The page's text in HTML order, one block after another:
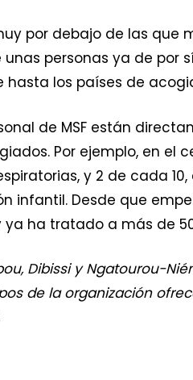
por debajo de las que
personas ya de por
hasta los países de
de MSF están
Por ejemplo, en el
y 2 de cada
Desde que
ya ha tratado a más de
Dibissi y Ngatourou-
de la organización